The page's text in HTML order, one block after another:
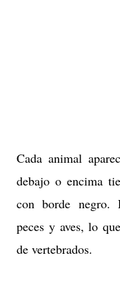
Cada animal
debajo o encima
con borde negro.
peces y aves, lo
de vertebrados.